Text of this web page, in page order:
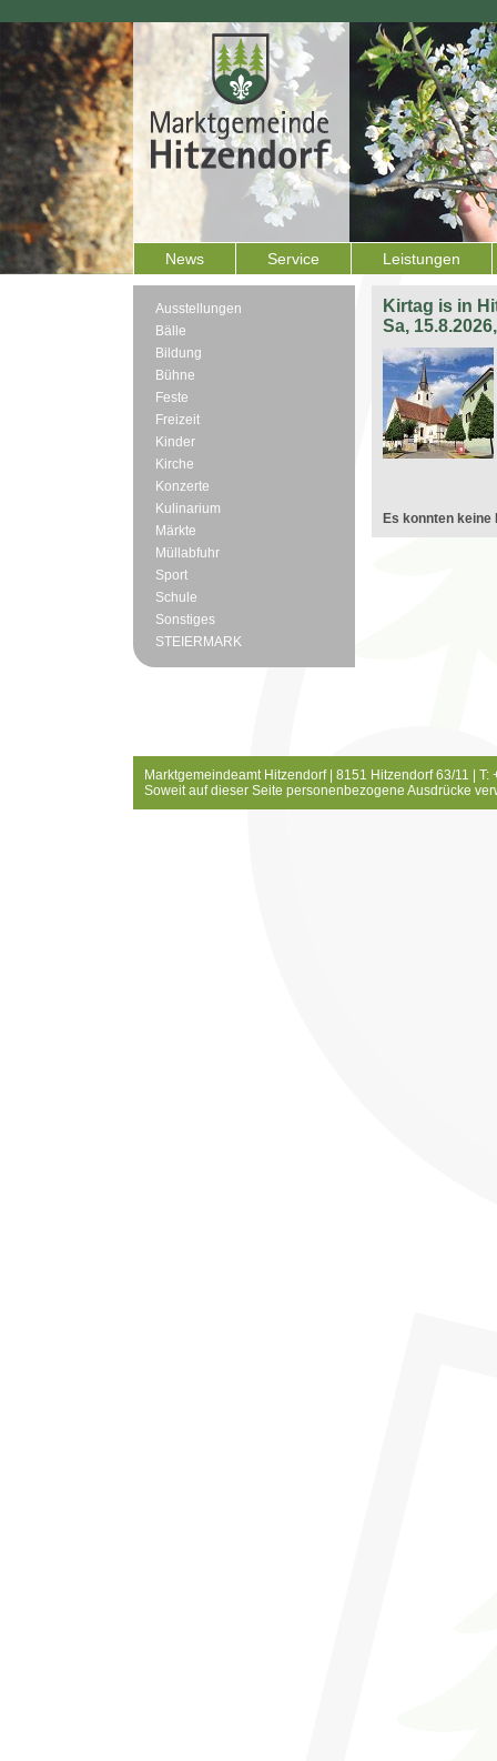
News Service Leistungen
Ausstellungen
Bälle
Bildung
Bühne
Feste
Freizeit
Kinder
Kirche
Konzerte
Kulinarium
Märkte
Müllabfuhr
Sport
Schule
Sonstiges
STEIERMARK
Kirtag is in
Sa,
Es konnten keine
Marktgemeindeamt Hitzendorf | 8151 Hitzendorf 63/11 |
Soweit auf dieser Seite personenbezogene Ausdrücke